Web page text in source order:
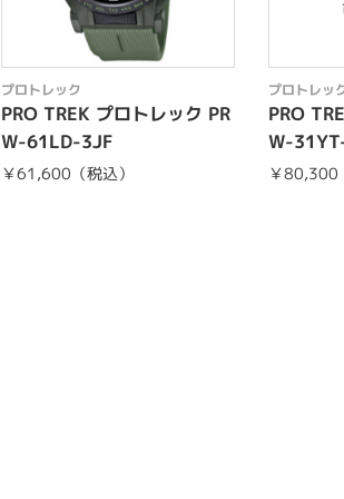
プロトレック
PRO TREK プロトレック PR
W-61LD-3JF
￥61,600（税込）
プロトレッ
PRO
W-
￥80,300